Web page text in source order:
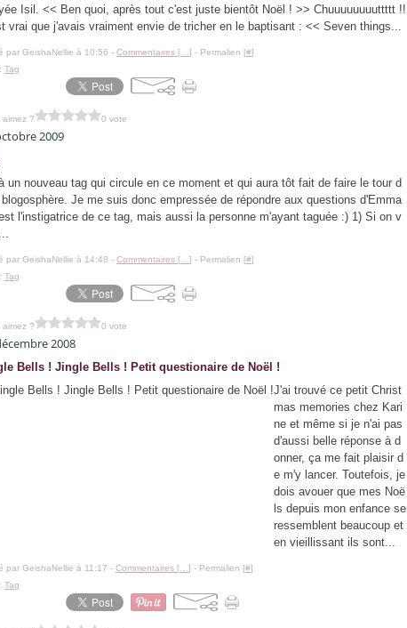
Isil. << Ben quoi, après tout c'est juste bientôt Noël ! >> Chuuuuuuuuttttt !!
vrai que j'avais vraiment envie de tricher en le baptisant : << Seven things...
par GeishaNellie à 10:56 - Commentaires [ ] - Permalien [#]
Tag
aimez ? 0 vote
2009
un nouveau tag qui circule en ce moment et qui aura tôt fait de faire le tour d
Je me suis donc empressée de répondre aux questions d'Emma
l'instigatrice de ce tag, mais aussi la personne m'ayant taguée :) 1) Si on v
par GeishaNellie à 14:48 - Commentaires [ ] - Permalien [#]
Tag
aimez ? 0 vote
2008
Bells ! Jingle Bells ! Petit questionaire de Noël !
J'ai trouvé ce petit Christ
mas memories chez Kari
ne et même si je n'ai pas
d'aussi belle réponse à d
onner, ça me fait plaisir d
e m'y lancer. Toutefois, je
dois avouer que mes Noë
ls depuis mon enfance se
ressemblent beaucoup et
en vieillissant ils sont...
par GeishaNellie à 11:17 - Commentaires [ ] - Permalien [#]
Tag